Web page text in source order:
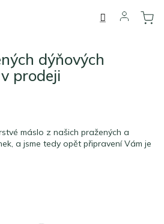
dýňových
prodeji
máslo z našich pražených a
a jsme tedy opět připravení Vám je